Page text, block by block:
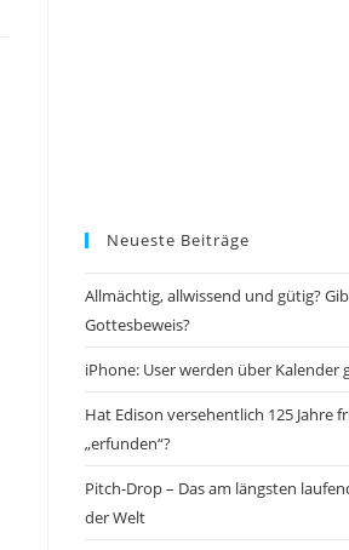
Neueste Beiträge
Allmächtig, allwissend und gütig?
Gottesbeweis?
iPhone: User werden über Kalender
Hat Edison versehentlich 125 Jahre
„erfunden“?
Pitch-Drop – Das am längsten
der Welt